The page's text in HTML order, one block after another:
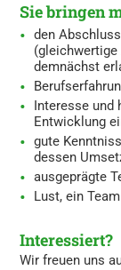
Sie bringen
den
demnächst
Interesse und
Entwicklung
gute
dessen
ausgeprägte
Lust, ein
Interessiert?
Wir freuen uns